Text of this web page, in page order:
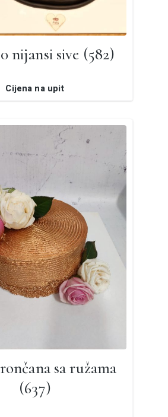
nijansi sive (582)
Cijena na upit
sa ružama
(637)